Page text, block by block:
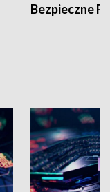
Bezpieczne